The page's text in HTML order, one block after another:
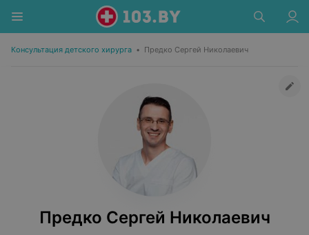
Консультация детского хирурга • Предко Сергей Николаевич
Предко Сергей Николаевич